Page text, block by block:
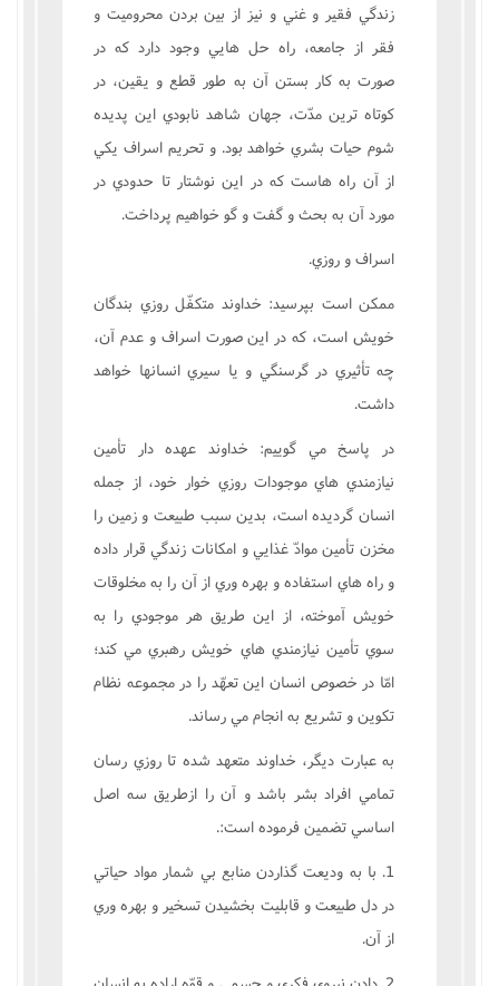
زندگي فقير و غني و نيز از بين بردن محروميت و
فقر از جامعه، راه حل هايي وجود دارد که در
صورت به کار بستن آن به طور قطع و يقين، در
کوتاه ترين مدّت، جهان شاهد نابودي اين پديده
شوم حيات بشري خواهد بود. و تحريم اسراف يکي
از آن راه هاست که در اين نوشتار تا حدودي در
مورد آن به بحث و گفت و گو خواهيم پرداخت.
اسراف و روزي.
ممکن است بپرسيد: خداوند متکفّل روزي بندگان
خويش است، که در اين صورت اسراف و عدم آن،
چه تأثيري در گرسنگي و يا سيري انسانها خواهد
داشت.
در پاسخ مي گوييم: خداوند عهده دار تأمين
نيازمندي هاي موجودات روزي خوار خود، از جمله
انسان گرديده است، بدين سبب طبيعت و زمين را
مخزن تأمين موادّ غذايي و امکانات زندگي قرار داده
و راه هاي استفاده و بهره وري از آن را به مخلوقات
خويش آموخته، از اين طريق هر موجودي را به
سوي تأمين نيازمندي هاي خويش رهبري مي کند؛
امّا در خصوص انسان اين تعهّد را در مجموعه نظام
تکوين و تشريع به انجام مي رساند.
به عبارت ديگر، خداوند متعهد شده تا روزي رسان
تمامي افراد بشر باشد و آن را ازطريق سه اصل
اساسي تضمين فرموده است:.
1. با به وديعت گذاردن منابع بي شمار مواد حياتي
در دل طبيعت و قابليت بخشيدن تسخير و بهره وري
از آن.